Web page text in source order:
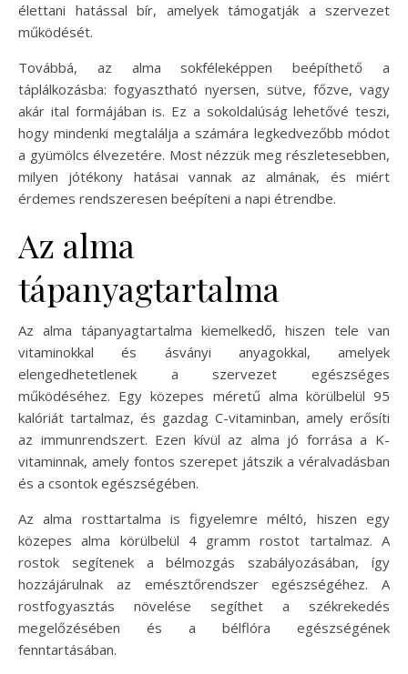
élettani hatással bír, amelyek támogatják a szervezet
működését.
Továbbá, az alma sokféleképpen beépíthető a
táplálkozásba: fogyasztható nyersen, sütve, főzve, vagy
akár ital formájában is. Ez a sokoldalúság lehetővé teszi,
hogy mindenki megtalálja a számára legkedvezőbb módot
a gyümölcs élvezetére. Most nézzük meg részletesebben,
milyen jótékony hatásai vannak az almának, és miért
érdemes rendszeresen beépíteni a napi étrendbe.
Az alma
tápanyagtartalma
Az alma tápanyagtartalma kiemelkedő, hiszen tele van
vitaminokkal és ásványi anyagokkal, amelyek
elengedhetetlenek a szervezet egészséges
működéséhez. Egy közepes méretű alma körülbelül 95
kalóriát tartalmaz, és gazdag C-vitaminban, amely erősíti
az immunrendszert. Ezen kívül az alma jó forrása a K-
vitaminnak, amely fontos szerepet játszik a véralvadásban
és a csontok egészségében.
Az alma rosttartalma is figyelemre méltó, hiszen egy
közepes alma körülbelül 4 gramm rostot tartalmaz. A
rostok segítenek a bélmozgás szabályozásában, így
hozzájárulnak az emésztőrendszer egészségéhez. A
rostfogyasztás növelése segíthet a székrekedés
megelőzésében és a bélflóra egészségének
fenntartásában.